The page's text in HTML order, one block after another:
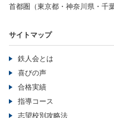
首都圏（東京都・神奈川県・千
サイトマップ
鉄人会とは
喜びの声
合格実績
指導コース
志望校別攻略法